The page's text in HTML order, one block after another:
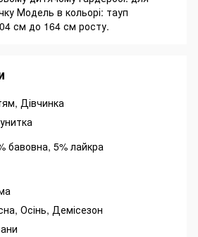
Модель в кольорі: тауп
см до 164 см росту.
Дівчинка
бавовна, 5% лайкра
Осінь, Демісезон